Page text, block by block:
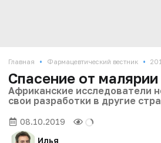
Главная • Фармацевтический вестник •
Спасение от малярии
Африканские исследователи
свои разработки в другие
08.10.2019
Илья